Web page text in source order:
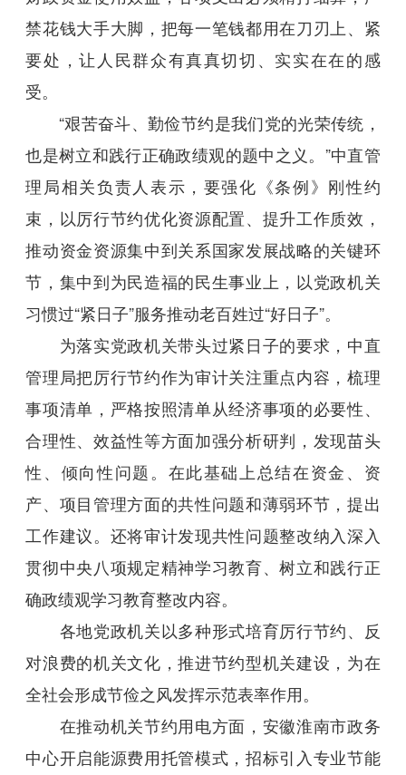
禁花钱大手大脚，把每一笔钱都用在刀刃上、紧
要处，让人民群众有真真切切、实实在在的感
受。
“艰苦奋斗、勤俭节约是我们党的光荣传统，
也是树立和践行正确政绩观的题中之义。”中直管
理局相关负责人表示，要强化《条例》刚性约
束，以厉行节约优化资源配置、提升工作质效，
推动资金资源集中到关系国家发展战略的关键环
节，集中到为民造福的民生事业上，以党政机关
习惯过“紧日子”服务推动老百姓过“好日子”。
为落实党政机关带头过紧日子的要求，中直
管理局把厉行节约作为审计关注重点内容，梳理
事项清单，严格按照清单从经济事项的必要性、
合理性、效益性等方面加强分析研判，发现苗头
性、倾向性问题。在此基础上总结在资金、资
产、项目管理方面的共性问题和薄弱环节，提出
工作建议。还将审计发现共性问题整改纳入深入
贯彻中央八项规定精神学习教育、树立和践行正
确政绩观学习教育整改内容。
各地党政机关以多种形式培育厉行节约、反
对浪费的机关文化，推进节约型机关建设，为在
全社会形成节俭之风发挥示范表率作用。
在推动机关节约用电方面，安徽淮南市政务
中心开启能源费用托管模式，招标引入专业节能